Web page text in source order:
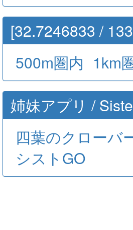
[32.7246833 /
500m圏内 1km
姉妹アプリ /
四葉のクローバ
シストGO